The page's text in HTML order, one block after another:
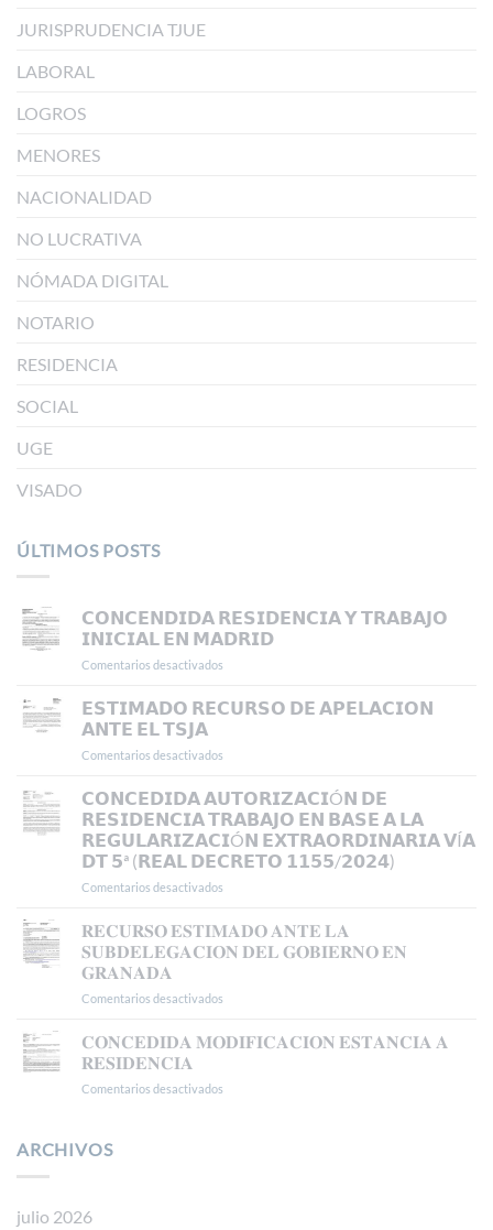
JURISPRUDENCIA TJUE
LABORAL
LOGROS
MENORES
NACIONALIDAD
NO LUCRATIVA
NÓMADA DIGITAL
NOTARIO
RESIDENCIA
SOCIAL
UGE
VISADO
ÚLTIMOS POSTS
𝗖𝗢𝗡𝗖𝗘𝗡𝗗𝗜𝗗𝗔 𝗥𝗘𝗦𝗜𝗗𝗘𝗡𝗖𝗜𝗔 𝗬 𝗧𝗥𝗔𝗕𝗔𝗝𝗢
𝗜𝗡𝗜𝗖𝗜𝗔𝗟 𝗘𝗡 𝗠𝗔𝗗𝗥𝗜𝗗
Comentarios desactivados
𝗥𝗘𝗦𝗜𝗗𝗘𝗡𝗖𝗜𝗔
𝗠𝗔𝗗𝗥𝗜𝗗
𝗘𝗦𝗧𝗜𝗠𝗔𝗗𝗢 𝗥𝗘𝗖𝗨𝗥𝗦𝗢 𝗗𝗘 𝗔𝗣𝗘𝗟𝗔𝗖𝗜𝗢𝗡
𝗔𝗡𝗧𝗘 𝗘𝗟 𝗧𝗦𝗝𝗔
Comentarios desactivados
𝗥𝗘𝗖𝗨𝗥𝗦𝗢
𝗗𝗘
𝗔𝗣𝗘𝗟𝗔𝗖𝗜𝗢𝗡
𝗔𝗡𝗧𝗘
𝗘𝗟
𝗖𝗢𝗡𝗖𝗘𝗗𝗜𝗗𝗔 𝗔𝗨𝗧𝗢𝗥𝗜𝗭𝗔𝗖𝗜Ó𝗡 𝗗𝗘
𝗥𝗘𝗦𝗜𝗗𝗘𝗡𝗖𝗜𝗔 𝗧𝗥𝗔𝗕𝗔𝗝𝗢 𝗘𝗡 𝗕𝗔𝗦𝗘 𝗔 𝗟𝗔
𝗥𝗘𝗚𝗨𝗟𝗔𝗥𝗜𝗭𝗔𝗖𝗜Ó𝗡 𝗘𝗫𝗧𝗥𝗔𝗢𝗥𝗗𝗜𝗡𝗔𝗥𝗜𝗔 𝗩Í𝗔
𝗗𝗧 𝟱ª (𝗥𝗘𝗔𝗟 𝗗𝗘𝗖𝗥𝗘𝗧𝗢 𝟭𝟭𝟱𝟱/𝟮𝟬𝟮𝟰)
Comentarios desactivados
𝗔𝗨𝗧𝗢𝗥𝗜𝗭𝗔𝗖𝗜Ó𝗡
𝗗𝗘
𝗥𝗘𝗦𝗜𝗗𝗘𝗡𝗖𝗜𝗔
𝗔
𝐑𝐄𝐂𝐔𝐑𝐒𝐎 𝐄𝐒𝐓𝐈𝐌𝐀𝐃𝐎 𝐀𝐍𝐓𝐄 𝐋𝐀
𝐒𝐔𝐁𝐃𝐄𝐋𝐄𝐆𝐀𝐂𝐈𝐎𝐍 𝐃𝐄𝐋 𝐆𝐎𝐁𝐈𝐄𝐑𝐍𝐎 𝐄𝐍
𝐆𝐑𝐀𝐍𝐀𝐃𝐀
Comentarios desactivados
𝐄𝐒𝐓𝐈𝐌𝐀𝐃𝐎
𝐂𝐎𝐍𝐂𝐄𝐃𝐈𝐃𝐀 𝐌𝐎𝐃𝐈𝐅𝐈𝐂𝐀𝐂𝐈𝐎𝐍 𝐄𝐒𝐓𝐀𝐍𝐂𝐈𝐀 𝐀
𝐑𝐄𝐒𝐈𝐃𝐄𝐍𝐂𝐈𝐀
Comentarios desactivados
ARCHIVOS
julio 2026